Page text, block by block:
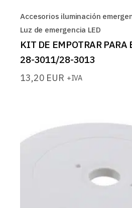
Accesorios iluminación
Luz de emergencia LED
KIT DE EMPOTRAR PARA
28-3011/28-3013
13,20 EUR +IVA